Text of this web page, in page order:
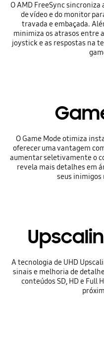
O AMD FreeSync sincroniza
de vídeo e do monitor
travada e embaçada.
minimiza os atrasos entre
joystick e as respostas na
O Game Mode otimiza
oferecer uma vantagem
aumentar seletivamente o
revela mais detalhes em
seus
A tecnologia de UHD
sinais e melhoria de
conteúdos SD, HD e Full